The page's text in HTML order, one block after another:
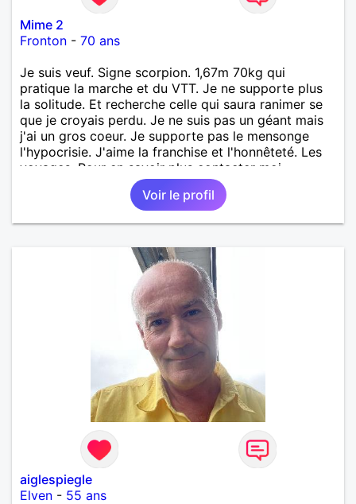
Mime 2
Fronton - 70 ans
Je suis veuf. Signe scorpion. 1,67m 70kg qui
pratique la marche et du VTT. Je ne supporte plus
la solitude. Et recherche celle qui saura ranimer se
que je croyais perdu. Je ne suis pas un géant mais
j'ai un gros coeur. Je supporte pas le mensonge
l'hypocrisie. J'aime la franchise et l'honnêteté. Les
voyages. Pour en savoir plus contacter moi.
Voir le profil
aiglespiegle
Elven - 55 ans